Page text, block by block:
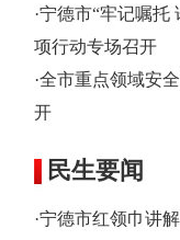
·宁德市“牢记嘱
项行动专场召开
·全市重点领域安
开
民生要闻
·宁德市红领巾讲